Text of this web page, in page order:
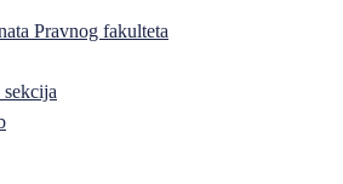
Pravnog fakulteta